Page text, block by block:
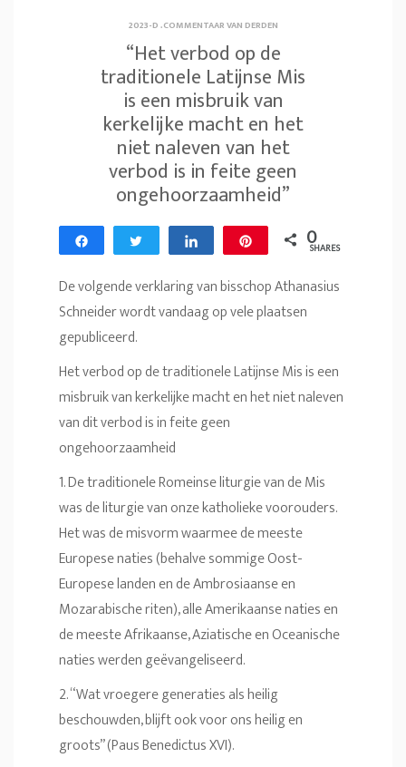
2023-D.COMMENTAAR VAN DERDEN
“Het verbod op de
traditionele Latijnse Mis
is een misbruik van
kerkelijke macht en het
niet naleven van het
verbod is in feite geen
ongehoorzaamheid”
Share Tweet Share 0
SHARES
De volgende verklaring van bisschop Athanasius
Schneider wordt vandaag op vele plaatsen
gepubliceerd.
Het verbod op de traditionele Latijnse Mis is een
misbruik van kerkelijke macht en het niet naleven
van dit verbod is in feite geen
ongehoorzaamheid
1. De traditionele Romeinse liturgie van de Mis
was de liturgie van onze katholieke voorouders.
Het was de misvorm waarmee de meeste
Europese naties (behalve sommige Oost-
Europese landen en de Ambrosiaanse en
Mozarabische riten), alle Amerikaanse naties en
de meeste Afrikaanse, Aziatische en Oceanische
naties werden geëvangeliseerd.
2. “Wat vroegere generaties als heilig
beschouwden, blijft ook voor ons heilig en
groots” (Paus Benedictus XVI).